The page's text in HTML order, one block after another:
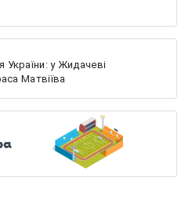
у Жидачеві
Матвіїва